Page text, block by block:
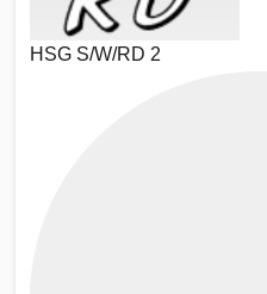
HSG S/W/RD 2